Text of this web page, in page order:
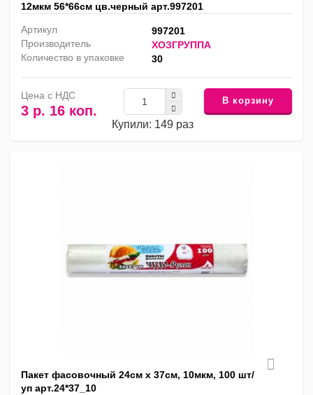
12мкм 56*66см цв.черный арт.997201
Артикул
997201
Производитель
ХОЗГРУППА
Количество в упаковке
30
Цена с НДС
3 р. 16 коп.
Купили: 149 раз
В корзину
Пакет фасовочный 24см х 37см, 10мкм, 100 шт/
уп арт.24*37_10